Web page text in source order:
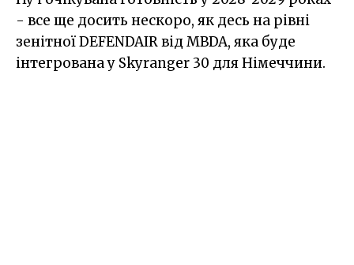
- все ще досить нескоро, як десь на рівні
зенітної DEFENDAIR від MBDA, яка буде
інтегрована у Skyranger 30 для Німеччини.